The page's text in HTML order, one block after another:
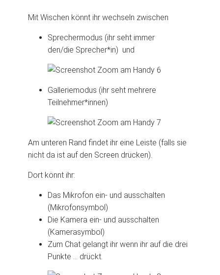
Mit Wischen könnt ihr wechseln zwischen
Sprechermodus (ihr seht immer
den/die Sprecher*in) und
Galleriemodus (ihr seht mehrere
Teilnehmer*innen)
Am unteren Rand findet ihr eine Leiste (falls sie
nicht da ist auf den Screen drücken).
Dort könnt ihr:
Das Mikrofon ein- und ausschalten
(Mikrofonsymbol)
Die Kamera ein- und ausschalten
(Kamerasymbol)
Zum Chat gelangt ihr wenn ihr auf die drei
Punkte … drückt.